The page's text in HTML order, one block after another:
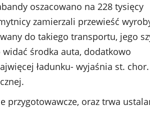
oszacowano na 228 tysięcy
zamierzali przewieść
do takiego transportu, jego
widać środka auta, dodatkowo
ładunku- wyjaśnia st. chor.
przygotowawcze, oraz trwa